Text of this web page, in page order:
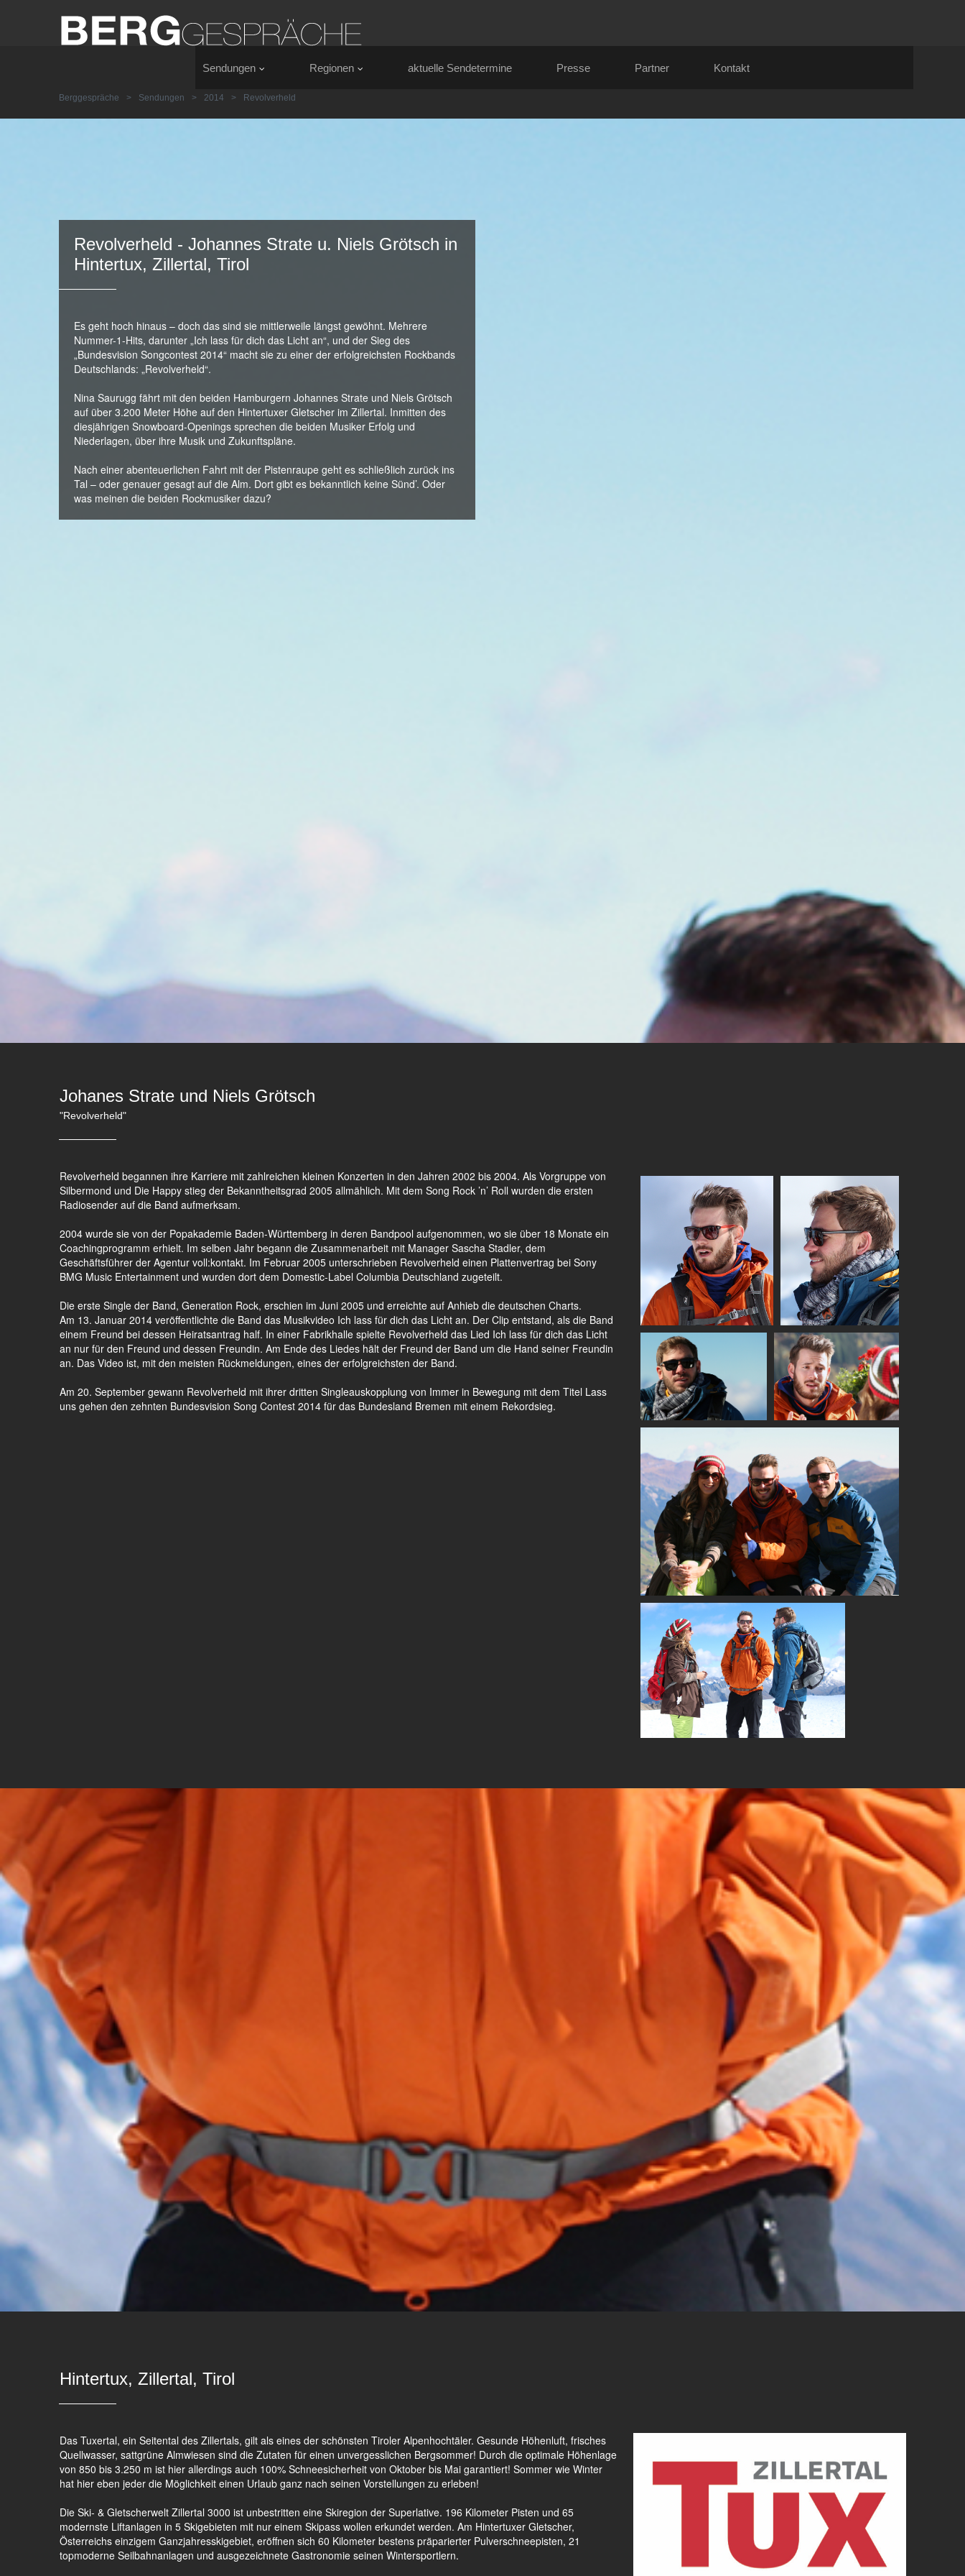
Sendungen Regionen aktuelle Sendetermine Presse Partner Kontakt
Berggespräche > Sendungen > 2014 > Revolverheld
Revolverheld - Johannes Strate u. Niels Grötsch in
Hintertux, Zillertal, Tirol
Es geht hoch hinaus – doch das sind sie mittlerweile längst gewöhnt. Mehrere
Nummer-1-Hits, darunter „Ich lass für dich das Licht an“, und der Sieg des
„Bundesvision Songcontest 2014“ macht sie zu einer der erfolgreichsten Rockbands
Deutschlands: „Revolverheld“.
Nina Saurugg fährt mit den beiden Hamburgern Johannes Strate und Niels Grötsch
auf über 3.200 Meter Höhe auf den Hintertuxer Gletscher im Zillertal. Inmitten des
diesjährigen Snowboard-Openings sprechen die beiden Musiker Erfolg und
Niederlagen, über ihre Musik und Zukunftspläne.
Nach einer abenteuerlichen Fahrt mit der Pistenraupe geht es schließlich zurück ins
Tal – oder genauer gesagt auf die Alm. Dort gibt es bekanntlich keine Sünd’. Oder
was meinen die beiden Rockmusiker dazu?
Johanes Strate und Niels Grötsch
"Revolverheld"
Revolverheld begannen ihre Karriere mit zahlreichen kleinen Konzerten in den Jahren 2002 bis 2004. Als Vorgruppe von
Silbermond und Die Happy stieg der Bekanntheitsgrad 2005 allmählich. Mit dem Song Rock ’n’ Roll wurden die ersten
Radiosender auf die Band aufmerksam.
2004 wurde sie von der Popakademie Baden-Württemberg in deren Bandpool aufgenommen, wo sie über 18 Monate ein
Coachingprogramm erhielt. Im selben Jahr begann die Zusammenarbeit mit Manager Sascha Stadler, dem
Geschäftsführer der Agentur voll:kontakt. Im Februar 2005 unterschrieben Revolverheld einen Plattenvertrag bei Sony
BMG Music Entertainment und wurden dort dem Domestic-Label Columbia Deutschland zugeteilt.
Die erste Single der Band, Generation Rock, erschien im Juni 2005 und erreichte auf Anhieb die deutschen Charts.
Am 13. Januar 2014 veröffentlichte die Band das Musikvideo Ich lass für dich das Licht an. Der Clip entstand, als die Band
einem Freund bei dessen Heiratsantrag half. In einer Fabrikhalle spielte Revolverheld das Lied Ich lass für dich das Licht
an nur für den Freund und dessen Freundin. Am Ende des Liedes hält der Freund der Band um die Hand seiner Freundin
an. Das Video ist, mit den meisten Rückmeldungen, eines der erfolgreichsten der Band.
Am 20. September gewann Revolverheld mit ihrer dritten Singleauskopplung von Immer in Bewegung mit dem Titel Lass
uns gehen den zehnten Bundesvision Song Contest 2014 für das Bundesland Bremen mit einem Rekordsieg.
Hintertux, Zillertal, Tirol
Das Tuxertal, ein Seitental des Zillertals, gilt als eines der schönsten Tiroler Alpenhochtäler. Gesunde Höhenluft, frisches
Quellwasser, sattgrüne Almwiesen sind die Zutaten für einen unvergesslichen Bergsommer! Durch die optimale Höhenlage
von 850 bis 3.250 m ist hier allerdings auch 100% Schneesicherheit von Oktober bis Mai garantiert! Sommer wie Winter
hat hier eben jeder die Möglichkeit einen Urlaub ganz nach seinen Vorstellungen zu erleben!
Die Ski- & Gletscherwelt Zillertal 3000 ist unbestritten eine Skiregion der Superlative. 196 Kilometer Pisten und 65
modernste Liftanlagen in 5 Skigebieten mit nur einem Skipass wollen erkundet werden. Am Hintertuxer Gletscher,
Österreichs einzigem Ganzjahresskigebiet, eröffnen sich 60 Kilometer bestens präparierter Pulverschneepisten, 21
topmoderne Seilbahnanlagen und ausgezeichnete Gastronomie seinen Wintersportlern.